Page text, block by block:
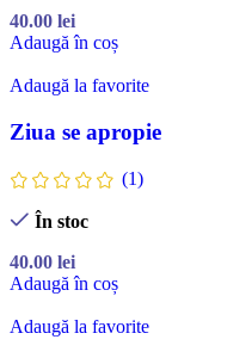
40.00 lei
Adaugă în coș
Adaugă la favorite
Ziua se apropie
(1)
În stoc
40.00 lei
Adaugă în coș
Adaugă la favorite